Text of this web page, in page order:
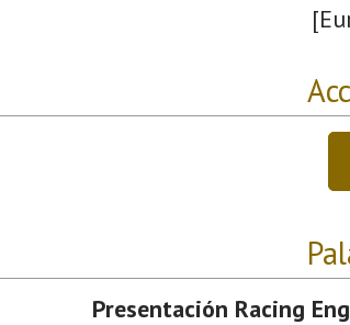
Presentación Racing